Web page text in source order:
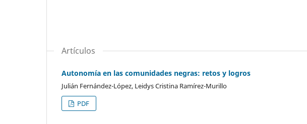
Artículos
Autonomía en las comunidades negras: retos y logros
Julián Fernández-López, Leidys Cristina Ramírez-Murillo
PDF